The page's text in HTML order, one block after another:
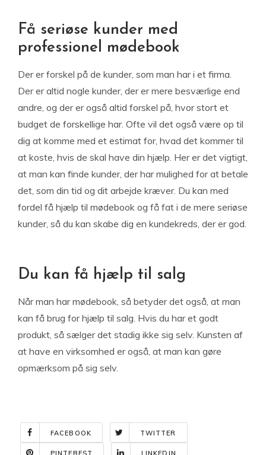
Få seriøse kunder med
professionel mødebook
Der er forskel på de kunder, som man har i et firma.
Der er altid nogle kunder, der er mere besværlige end
andre, og der er også altid forskel på, hvor stort et
budget de forskellige har. Ofte vil det også være op til
dig at komme med et estimat for, hvad det kommer til
at koste, hvis de skal have din hjælp. Her er det vigtigt,
at man kan finde kunder, der har mulighed for at betale
det, som din tid og dit arbejde kræver. Du kan med
fordel få hjælp til mødebook og få fat i de mere seriøse
kunder, så du kan skabe dig en kundekreds, der er god.
Du kan få hjælp til salg
Når man har mødebook, så betyder det også, at man
kan få brug for hjælp til salg. Hvis du har et godt
produkt, så sælger det stadig ikke sig selv. Kunsten af
at have en virksomhed er også, at man kan gøre
opmærksom på sig selv.
FACEBOOK TWITTER
PINTEREST LINKEDIN